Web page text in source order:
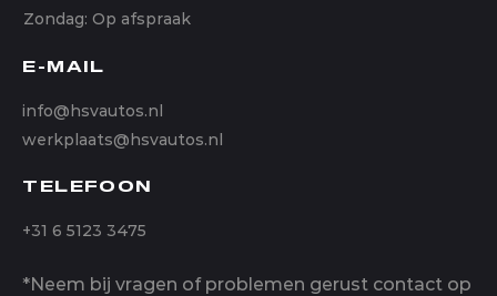
Zondag: Op afspraak
E-MAIL
info@hsvautos.nl
werkplaats@hsvautos.nl
TELEFOON
+31 6 5123 3475
*Neem bij vragen of problemen gerust contact op